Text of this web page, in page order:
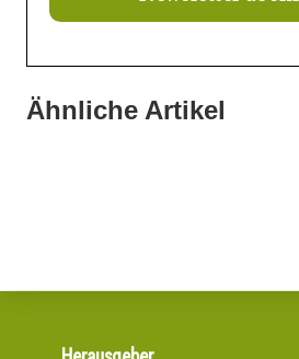
Ähnliche Artikel
18. Juni 2026